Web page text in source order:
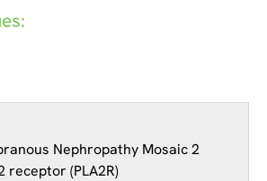
Nephropathy Mosaic 2
receptor (PLA2R)